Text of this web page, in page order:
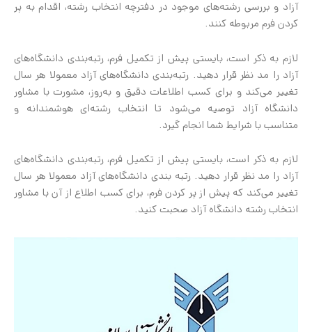
آزاد و بررسی رشته‌های موجود در دفترچه انتخاب رشته، اقدام به پر
کردن فرم مربوطه کنند.
لازم به ذکر است، بایستی پیش از تکمیل فرم، رتبه‌بندی دانشگاه‌های
آزاد را مد نظر قرار دهید. رتبه‌بندی دانشگاه‌های آزاد معمولا هر سال
تغییر می‌کند و برای کسب اطلاعات دقیق و به‌روز، مشورت با مشاور
دانشگاه آزاد توصیه می‌شود تا انتخاب رشته‌ای هوشمندانه و
متناسب با شرایط شما انجام گیرد.
لازم به ذکر است، بایستی پیش از تکمیل فرم، رتبه‌بندی دانشگاه‌های
آزاد را مد نظر قرار دهید. رتبه بندی دانشگاه‌های آزاد معمولا هر سال
تغییر می‌کند که پیش از پر کردن فرم، برای کسب اطلاع از آن با مشاور
انتخاب رشته دانشگاه آزاد صحبت کنید.